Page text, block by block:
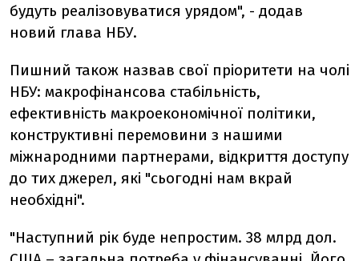
будуть реалізовуватися урядом", - додав
новий глава НБУ.
Пишний також назвав свої пріоритети на чолі
НБУ: макрофінансова стабільність,
ефективність макроекономічної політики,
конструктивні перемовини з нашими
міжнародними партнерами, відкриття доступу
до тих джерел, які "сьогодні нам вкрай
необхідні".
"Наступний рік буде непростим. 38 млрд дол.